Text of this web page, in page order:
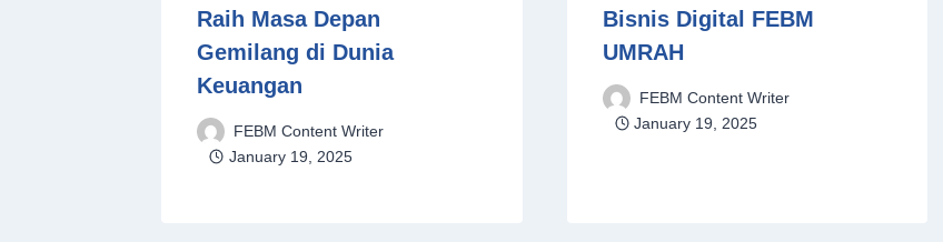
Raih Masa Depan
Gemilang di Dunia
Keuangan
FEBM Content Writer
January 19, 2025
Bisnis Digital FEBM
UMRAH
FEBM Content Writer
January 19, 2025